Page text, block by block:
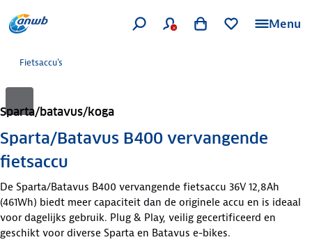
Menu
Fietsaccu's
Sparta/batavus/koga
Sparta/Batavus B400 vervangende
fietsaccu
De Sparta/Batavus B400 vervangende fietsaccu 36V 12,8Ah
(461Wh) biedt meer capaciteit dan de originele accu en is ideaal
voor dagelijks gebruik. Plug & Play, veilig gecertificeerd en
geschikt voor diverse Sparta en Batavus e-bikes.